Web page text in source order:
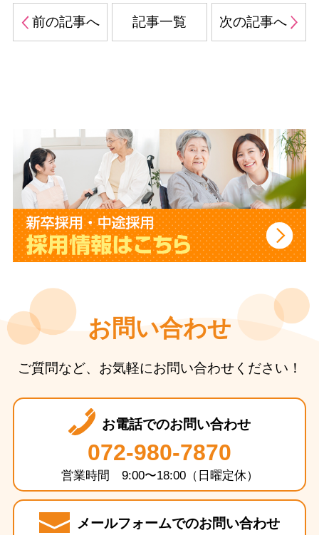
前の記事へ 次の記事へ
記事一覧
お問い合わせ
ご質問など、お気軽にお問い合わせください！
お電話でのお問い合わせ
072-980-7870
営業時間 9:00〜18:00（日曜定休）
メールフォームでのお問い合わせ